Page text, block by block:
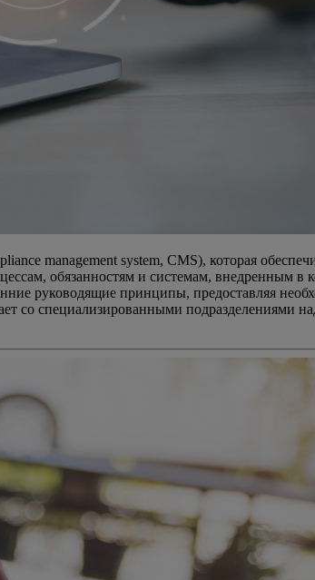
management system, CMS), которая
обязанностям и системам, внедренным
руководящие принципы, предоставляя
со специализированными подразделениями